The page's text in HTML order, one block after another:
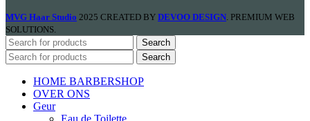
MVG Haar Studio 2025 CREATED BY DEVOO DESIGN. PREMIUM WEB
SOLUTIONS.
Search
Search
HOME BARBERSHOP
OVER ONS
Geur